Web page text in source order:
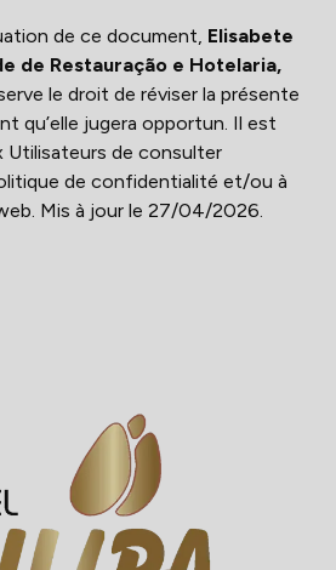
de ce document, Elisabete
de Restauração e Hotelaria,
le droit de réviser la présente
qu’elle jugera opportun. Il est
Utilisateurs de consulter
de confidentialité et/ou à
Mis à jour le 27/04/2026.